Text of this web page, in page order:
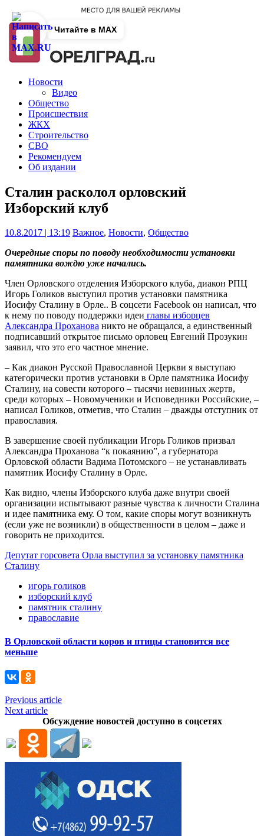
Новости
Видео
Общество
Происшествия
ЖКХ
Строительство
СВО
Рекомендуем
Об издании
Сталин расколол орловский
Изборский клуб
10.8.2017 | 13:19 Важное, Новости, Общество
Очередные споры по поводу необходимости установки
памятника вождю уже начались.
Член Орловского отделения Изборского клуба, диакон РПЦ
Игорь Голиков выступил против установки памятника
Иосифу Сталину в Орле.. В соцсети Facebook он написал, что
к нему по поводу поддержки идеи главы изборцев
Александра Проханова никто не обращался, а единственный
подписавший открытое письмо орловец Евгений Прозукин
заявил, что это его частное мнение.
– Как диакон Русской Православной Церкви я выступаю
категорически против установки в Орле памятника Иосифу
Сталину, на совести которого – тысячи невинных жертв,
среди которых – Новомученики и Исповедники Российские, –
написал Голиков, отметив, что Сталин – дважды отступник от
православия.
В завершение своей публикации Игорь Голиков призвал
Александра Проханова “к покаянию”, а губернатора
Орловской области Вадима Потомского – не устанавливать
памятник Иосифу Сталину в Орле.
Как видно, члены Изборского клуба даже внутри своей
организации испытывают разные чувства к личности Сталина
и идее памятника ему. О том, какие споры могут возникнуть
(если уже не возникли) в общественности в целом – даже и
говорить не приходится.
Депутат горсовета Орла выступил за установку памятника
Сталину
игорь голиков
изборский клуб
памятник сталину
православие
В Орловской области коров и птицы становится все
меньше
Previous article
Next article
Обсуждение новостей доступно в соцсетях
Читайте в MAX